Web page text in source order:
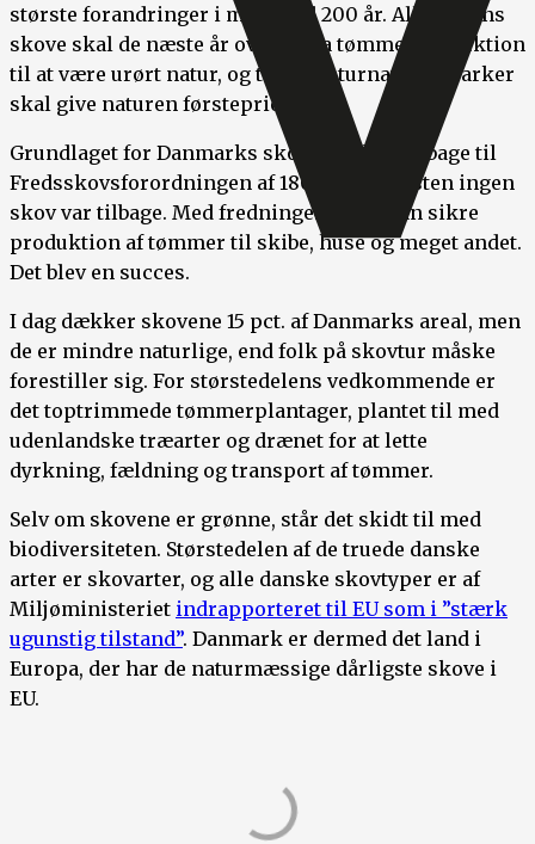
største forandringer i mere end 200 år. Alle statens
skove skal de næste år overgå fra tømmerproduktion
til at være urørt natur, og ti nye naturnationalparker
skal give naturen førsteprioritet.
Grundlaget for Danmarks skove går helt tilbage til
Fredsskovsforordningen af 1805, hvor næsten ingen
skov var tilbage. Med fredningen ville man sikre
produktion af tømmer til skibe, huse og meget andet.
Det blev en succes.
I dag dækker skovene 15 pct. af Danmarks areal, men
de er mindre naturlige, end folk på skovtur måske
forestiller sig. For størstedelens vedkommende er
det toptrimmede tømmerplantager, plantet til med
udenlandske træarter og drænet for at lette
dyrkning, fældning og transport af tømmer.
Selv om skovene er grønne, står det skidt til med
biodiversiteten. Størstedelen af de truede danske
arter er skovarter, og alle danske skovtyper er af
Miljøministeriet indrapporteret til EU som i ”stærk
ugunstig tilstand”. Danmark er dermed det land i
Europa, der har de naturmæssige dårligste skove i
EU.